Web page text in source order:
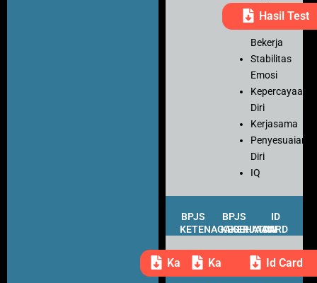
Ketelitian
Motivasi
Bekerja
Stabilitas
Emosi
Kepercayaan
Diri
Kerjasama
Penyesuaian
Diri
IQ
Hasil Test
BPJS
KETENAGAKERJAAN
BPJS
KESEHATAN
ID
CARD
Kartu PesertaKartu PesertaId Card